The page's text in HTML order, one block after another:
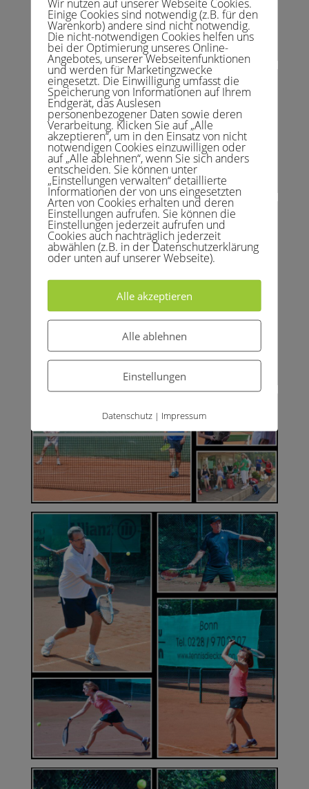
Wir nutzen auf unserer Webseite Cookies.
Einige Cookies sind notwendig (z.B. für den
Warenkorb) andere sind nicht notwendig.
Die nicht-notwendigen Cookies helfen uns
bei der Optimierung unseres Online-
Angebotes, unserer Webseitenfunktionen
und werden für Marketingzwecke
eingesetzt. Die Einwilligung umfasst die
Speicherung von Informationen auf Ihrem
Endgerät, das Auslesen
personenbezogener Daten sowie deren
Verarbeitung. Klicken Sie auf „Alle
akzeptieren“, um in den Einsatz von nicht
notwendigen Cookies einzuwilligen oder
auf „Alle ablehnen“, wenn Sie sich anders
entscheiden. Sie können unter
„Einstellungen verwalten“ detaillierte
Informationen der von uns eingesetzten
Arten von Cookies erhalten und deren
Einstellungen aufrufen. Sie können die
Einstellungen jederzeit aufrufen und
Cookies auch nachträglich jederzeit
abwählen (z.B. in der Datenschutzerklärung
oder unten auf unserer Webseite).
Alle akzeptieren
Alle ablehnen
Einstellungen
Datenschutz | Impressum